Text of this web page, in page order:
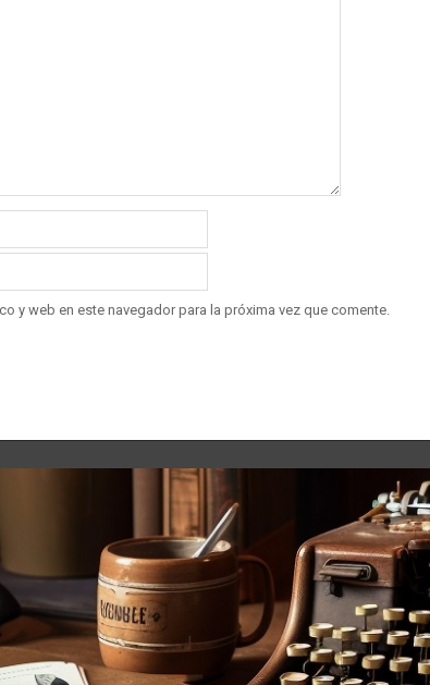
y web en este navegador para la próxima vez que comente.